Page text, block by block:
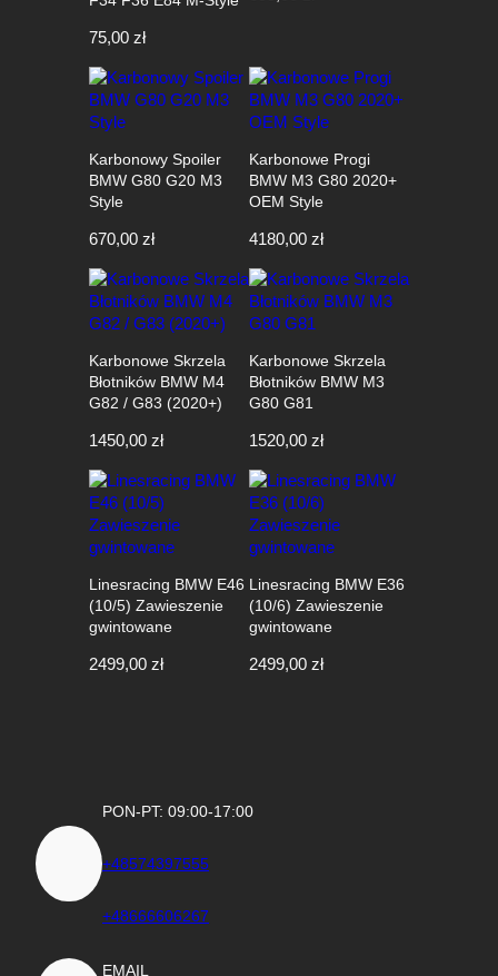
75,00 zł
Karbonowy Spoiler
BMW G80 G20 M3
Style
670,00 zł
Karbonowe Progi
BMW M3 G80 2020+
OEM Style
4180,00 zł
Karbonowe Skrzela
Błotników BMW M4
G82 / G83 (2020+)
1450,00 zł
Karbonowe Skrzela
Błotników BMW M3
G80 G81
1520,00 zł
Linesracing BMW E46
(10/5) Zawieszenie
gwintowane
2499,00 zł
Linesracing BMW E36
(10/6) Zawieszenie
gwintowane
2499,00 zł
PON-PT: 09:00-17:00
+48574397555
+48666606267
EMAIL